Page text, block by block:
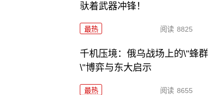
驮着武器冲锋！
最热 阅读 8825
千机压境：俄乌战场上的\"蜂群
\"博弈与东大启示
最热 阅读 8655